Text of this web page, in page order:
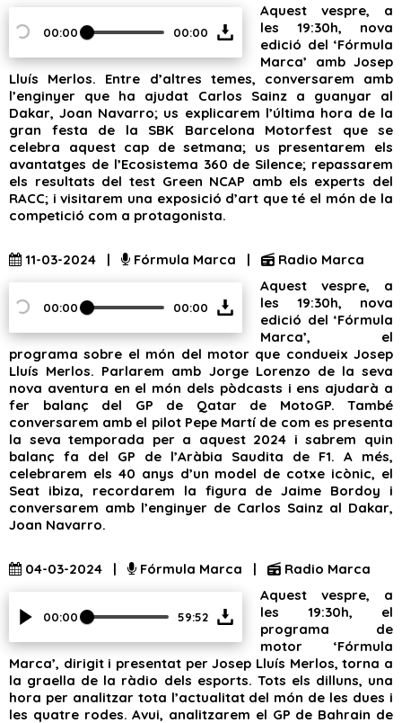
00:00 00:00
Aquest vespre, a
les 19:30h, nova
edició del ‘Fórmula
Marca’ amb Josep
Lluís Merlos. Entre d’altres temes, conversarem amb
l’enginyer que ha ajudat Carlos Sainz a guanyar al
Dakar, Joan Navarro; us explicarem l’última hora de la
gran festa de la SBK Barcelona Motorfest que se
celebra aquest cap de setmana; us presentarem els
avantatges de l’Ecosistema 360 de Silence; repassarem
els resultats del test Green NCAP amb els experts del
RACC; i visitarem una exposició d’art que té el món de la
competició com a protagonista.
11-03-2024 | Fórmula Marca | Radio Marca
00:00 00:00
Aquest vespre, a
les 19:30h, nova
edició del ‘Fórmula
Marca’, el
programa sobre el món del motor que condueix Josep
Lluís Merlos. Parlarem amb Jorge Lorenzo de la seva
nova aventura en el món dels pòdcasts i ens ajudarà a
fer balanç del GP de Qatar de MotoGP. També
conversarem amb el pilot Pepe Martí de com es presenta
la seva temporada per a aquest 2024 i sabrem quin
balanç fa del GP de l’Aràbia Saudita de F1. A més,
celebrarem els 40 anys d’un model de cotxe icònic, el
Seat ibiza, recordarem la figura de Jaime Bordoy i
conversarem amb l’enginyer de Carlos Sainz al Dakar,
Joan Navarro.
04-03-2024 | Fórmula Marca | Radio Marca
00:00 59:52
Aquest vespre, a
les 19:30h, el
programa de
motor ‘Fórmula
Marca’, dirigit i presentat per Josep Lluís Merlos, torna a
la graella de la ràdio dels esports. Tots els dilluns, una
hora per analitzar tota l’actualitat del món de les dues i
les quatre rodes. Avui, analitzarem el GP de Bahrain de